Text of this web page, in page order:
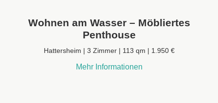
Wohnen am Wasser – Möbliertes
Penthouse
Hattersheim | 3 Zimmer | 113 qm | 1.950 €
Mehr Informationen